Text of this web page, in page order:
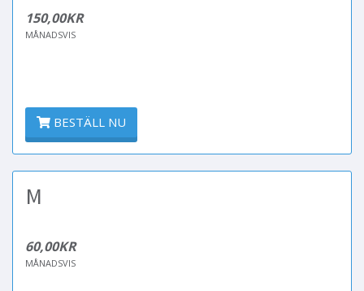
150,00KR
MÅNADSVIS
BESTÄLL NU
M
60,00KR
MÅNADSVIS